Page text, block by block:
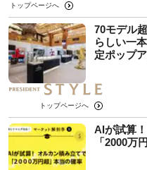
トップページへ
70モデル
らしい一
定ポップ
トップページへ
AIが試算
「2000万